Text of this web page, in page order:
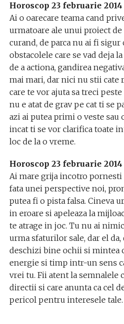
Horoscop 23 februarie
Ai o oarecare teama cand
urmatoare ale unui proiect de
curand, de parca nu ai fi sigur
obstacolele care se vad deja
de a actiona, gandirea
mai mari, dar nici nu stii cate
care te vor ajuta sa treci
nu e atat de grav pe cat ti se
azi ai putea primi o veste sau
incat ti se vor clarifica toate
loc de la o vreme.
Horoscop 23 februarie
Ai mare grija incotro pornesti
fata unei perspective noi,
putea fi o pista falsa. Cineva
in eroare si apeleaza la
te atrage in joc. Tu nu ai
urma sfaturilor sale, dar el da,
deschizi bine ochii si mintea
energie si timp intr-un sens
vrei tu. Fii atent la semnalele
directii si care anunta ca cel
pericol pentru interesele tale.